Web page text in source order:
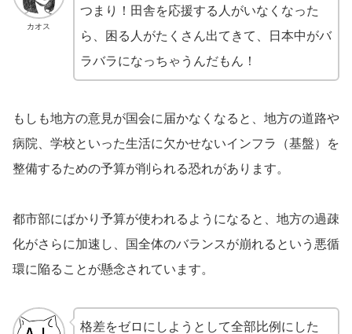
カオス
つまり！田舎を応援する人がいなくなった
ら、困る人がたくさん出てきて、日本中がバ
ラバラになっちゃうんだもん！
もしも地方の意見が国会に届かなくなると、地方の道路や
病院、学校といった生活に欠かせないインフラ（基盤）を
整備するための予算が削られる恐れがあります。
都市部にばかり予算が使われるようになると、地方の過疎
化がさらに加速し、国全体のバランスが崩れるという悪循
環に陥ることが懸念されています。
格差をゼロにしようとして全部比例にした